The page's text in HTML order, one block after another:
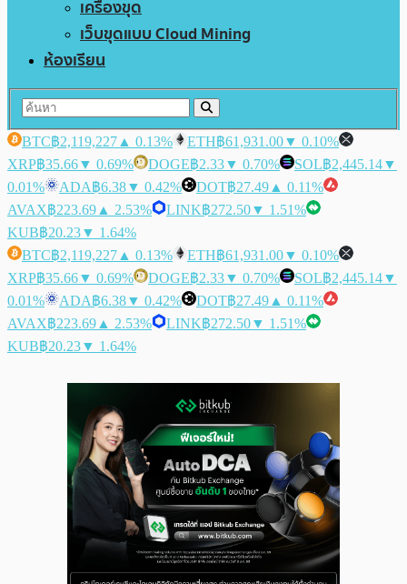
เครื่องขุด
เว็บขุดแบบ Cloud Mining
ห้องเรียน
BTC฿2,119,227 ▲ 0.13% ETH฿61,931.00▼ 0.10%
XRP฿35.66▼ 0.69% DOGE฿2.33▼ 0.70% SOL฿2,445.14▼
0.01%
ADA฿6.38▼ 0.42% DOT฿27.49 ▲ 0.11%
AVAX฿223.69 ▲ 2.53% LINK฿272.50▼ 1.51%
KUB฿20.23▼ 1.64%
BTC฿2,119,227 ▲ 0.13% ETH฿61,931.00▼ 0.10%
XRP฿35.66▼ 0.69% DOGE฿2.33▼ 0.70% SOL฿2,445.14▼
0.01%
ADA฿6.38▼ 0.42% DOT฿27.49 ▲ 0.11%
AVAX฿223.69 ▲ 2.53% LINK฿272.50▼ 1.51%
KUB฿20.23▼ 1.64%